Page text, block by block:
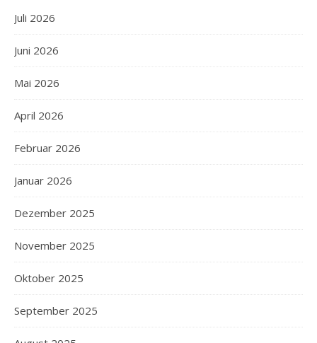
Juli 2026
Juni 2026
Mai 2026
April 2026
Februar 2026
Januar 2026
Dezember 2025
November 2025
Oktober 2025
September 2025